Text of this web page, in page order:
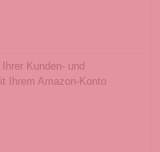
Kunden- und
Ihrem Amazon-Konto